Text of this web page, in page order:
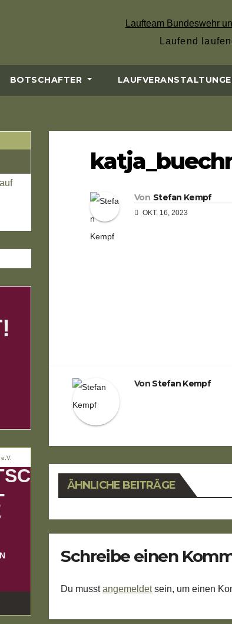
Laufteam Bundeswehr
Laufend
BOTSCHAFTER
Von Stefan Kempf
OKT. 16, 2023
Von Stefan Kempf
ÄHNLICHE BEITRÄGE
Schreibe einen
Du musstangemeldetsein, um einen